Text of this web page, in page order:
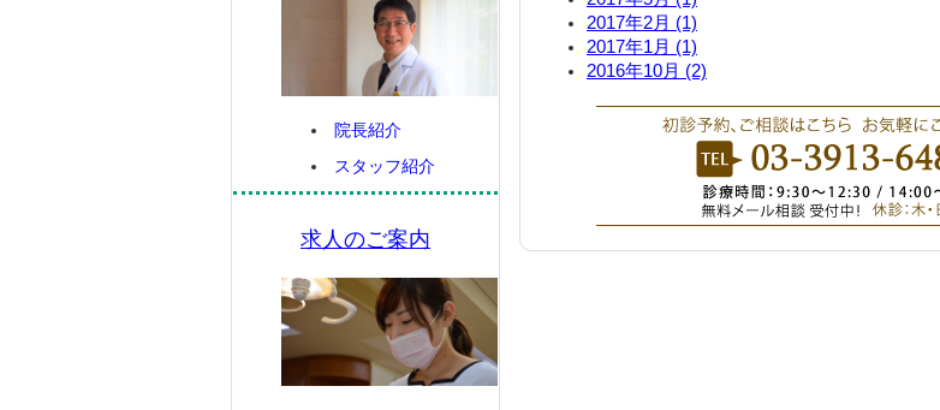
2017年2月 (1)
2017年1月 (1)
2016年10月 (2)
院長紹介
スタッフ紹介
求人のご案内